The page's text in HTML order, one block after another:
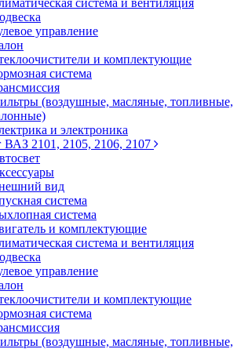
система и вентиляция
управление
и комплектующие
система
(воздушные, масляные, топливные,
и электроника
2101, 2105, 2106, 2107
вид
система
система
и комплектующие
система и вентиляция
управление
и комплектующие
система
(воздушные, масляные, топливные,